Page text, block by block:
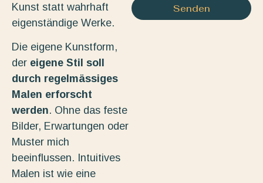
Kunst statt wahrhaft
eigenständige Werke.
Die eigene Kunstform,
der eigene Stil soll
durch regelmässiges
Malen erforscht
werden. Ohne das feste
Bilder, Erwartungen oder
Muster mich
beeinflussen. Intuitives
Malen ist wie eine
Senden